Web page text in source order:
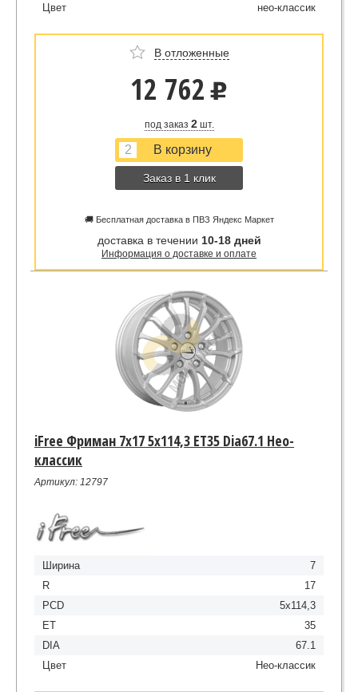
Цвет
нео-классик
В отложенные
12 762 u
под заказ 2шт.
Заказ в 1 клик
🚚 Бесплатная доставка в ПВЗ Яндекс Маркет
доставка в течении 10-18 дней
Информация о доставке и оплате
iFree Фриман 7x17 5x114,3 ET35 Dia67.1 Hео-
классик
Артикул: 12797
Ширина
7
R
17
PCD
5x114,3
ET
35
DIA
67.1
Цвет
Hео-классик